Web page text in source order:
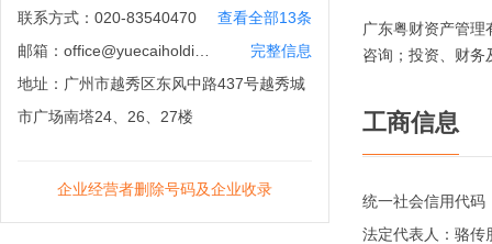
联系方式： 020-83540470
查看全部13条
邮箱：
完整信息
地址： 广州市越秀区东风中路437号越秀城
市广场南塔24、26、27楼
企业经营者删除号码及企业收录
广东粤财资产管
咨询；投资、财务
工商信息
统一社会信用代码
法定代表人： 骆传